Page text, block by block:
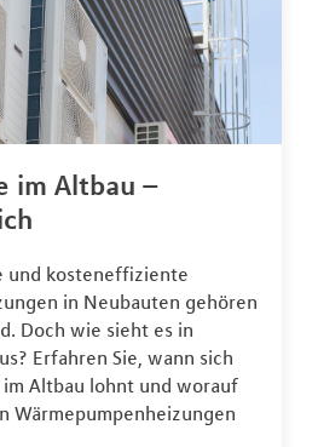
im Altbau –
und kosteneffiziente
in Neubauten gehören
Doch wie sieht es in
Erfahren Sie, wann sich
Altbau lohnt und worauf
Wärmepumpenheizungen